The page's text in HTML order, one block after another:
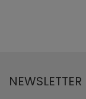
NEWSLETTER